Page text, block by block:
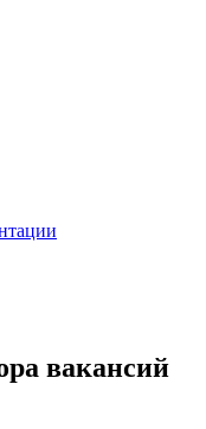
вакансий